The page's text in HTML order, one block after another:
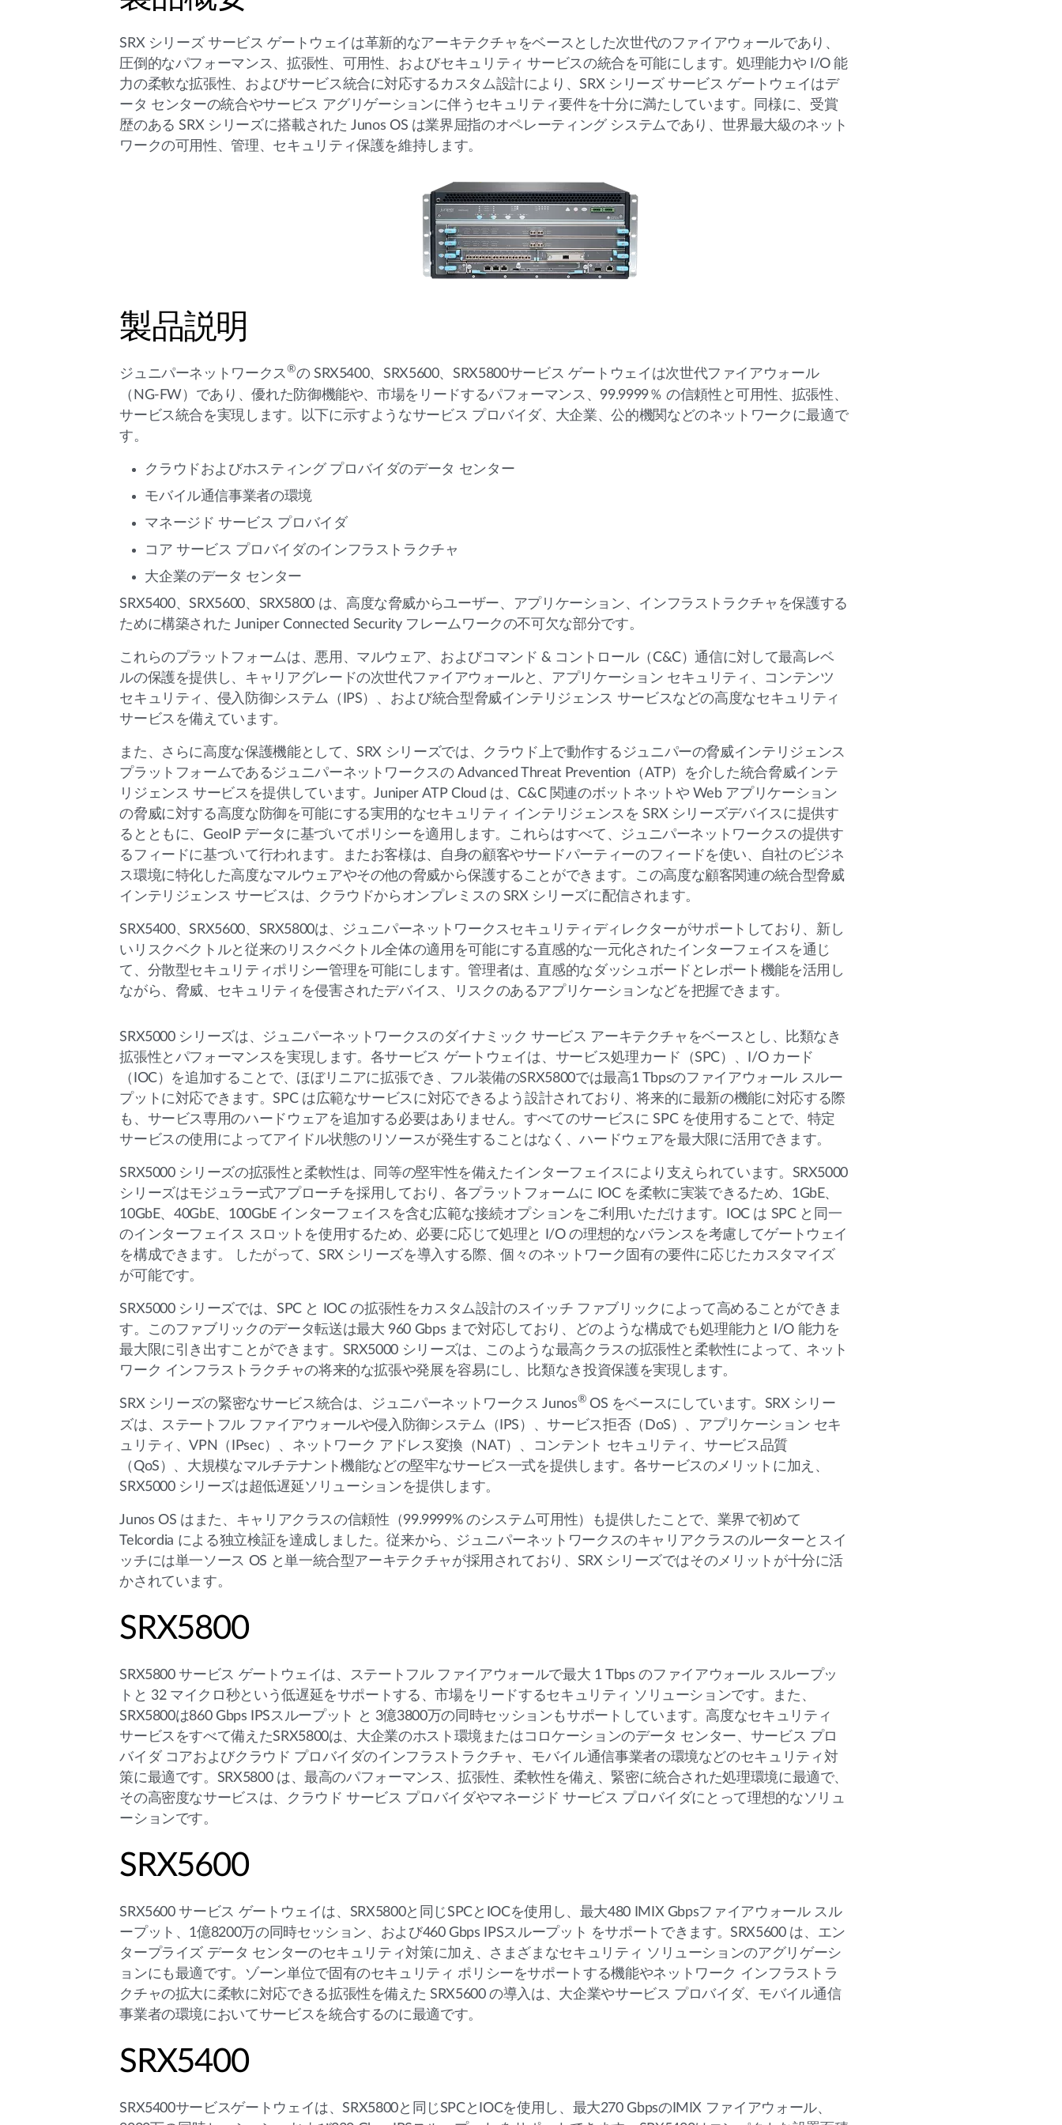
SRX シリーズ サービス ゲートウェイは革新的なアーキテクチャをベースとした次世代のファイアウォールであり、
圧倒的なパフォーマンス、拡張性、可用性、およびセキュリティ サービスの統合を可能にします。処理能力や I/O 能
力の柔軟な拡張性、およびサービス統合に対応するカスタム設計により、SRX シリーズ サービス ゲートウェイはデ
ータ センターの統合やサービス アグリゲーションに伴うセキュリティ要件を十分に満たしています。同様に、受賞
歴のある SRX シリーズに搭載された Junos OS は業界屈指のオペレーティング システムであり、世界最大級のネット
ワークの可用性、管理、セキュリティ保護を維持します。
製品説明
ジュニパーネットワークス®の SRX5400、SRX5600、SRX5800サービス ゲートウェイは次世代ファイアウォール
（NG-FW）であり、優れた防御機能や、市場をリードするパフォーマンス、99.9999％ の信頼性と可用性、拡張性、
サービス統合を実現します。以下に示すようなサービス プロバイダ、大企業、公的機関などのネットワークに最適で
す。
クラウドおよびホスティング プロバイダのデータ センター
モバイル通信事業者の環境
マネージド サービス プロバイダ
コア サービス プロバイダのインフラストラクチャ
大企業のデータ センター
SRX5400、SRX5600、SRX5800 は、高度な脅威からユーザー、アプリケーション、インフラストラクチャを保護する
ために構築された Juniper Connected Security フレームワークの不可欠な部分です。
これらのプラットフォームは、悪用、マルウェア、およびコマンド & コントロール（C&C）通信に対して最高レベ
ルの保護を提供し、キャリアグレードの次世代ファイアウォールと、アプリケーション セキュリティ、コンテンツ
セキュリティ、侵入防御システム（IPS）、および統合型脅威インテリジェンス サービスなどの高度なセキュリティ
サービスを備えています。
また、さらに高度な保護機能として、SRX シリーズでは、クラウド上で動作するジュニパーの脅威インテリジェンス
プラットフォームであるジュニパーネットワークスの Advanced Threat Prevention（ATP）を介した統合脅威インテ
リジェンス サービスを提供しています。Juniper ATP Cloud は、C&C 関連のボットネットや Web アプリケーション
の脅威に対する高度な防御を可能にする実用的なセキュリティ インテリジェンスを SRX シリーズデバイスに提供す
るとともに、GeoIP データに基づいてポリシーを適用します。これらはすべて、ジュニパーネットワークスの提供す
るフィードに基づいて行われます。またお客様は、自身の顧客やサードパーティーのフィードを使い、自社のビジネ
ス環境に特化した高度なマルウェアやその他の脅威から保護することができます。この高度な顧客関連の統合型脅威
インテリジェンス サービスは、クラウドからオンプレミスの SRX シリーズに配信されます。
SRX5400、SRX5600、SRX5800は、ジュニパーネットワークスセキュリティディレクターがサポートしており、新し
いリスクベクトルと従来のリスクベクトル全体の適用を可能にする直感的な一元化されたインターフェイスを通じ
て、分散型セキュリティポリシー管理を可能にします。管理者は、直感的なダッシュボードとレポート機能を活用し
ながら、脅威、セキュリティを侵害されたデバイス、リスクのあるアプリケーションなどを把握できます。
SRX5000 シリーズは、ジュニパーネットワークスのダイナミック サービス アーキテクチャをベースとし、比類なき
拡張性とパフォーマンスを実現します。各サービス ゲートウェイは、サービス処理カード（SPC）、I/O カード
（IOC）を追加することで、ほぼリニアに拡張でき、フル装備のSRX5800では最高1 Tbpsのファイアウォール スルー
プットに対応できます。SPC は広範なサービスに対応できるよう設計されており、将来的に最新の機能に対応する際
も、サービス専用のハードウェアを追加する必要はありません。すべてのサービスに SPC を使用することで、特定
サービスの使用によってアイドル状態のリソースが発生することはなく、ハードウェアを最大限に活用できます。
SRX5000 シリーズの拡張性と柔軟性は、同等の堅牢性を備えたインターフェイスにより支えられています。SRX5000
シリーズはモジュラー式アプローチを採用しており、各プラットフォームに IOC を柔軟に実装できるため、1GbE、
10GbE、40GbE、100GbE インターフェイスを含む広範な接続オプションをご利用いただけます。IOC は SPC と同一
のインターフェイス スロットを使用するため、必要に応じて処理と I/O の理想的なバランスを考慮してゲートウェイ
を構成できます。 したがって、SRX シリーズを導入する際、個々のネットワーク固有の要件に応じたカスタマイズ
が可能です。
SRX5000 シリーズでは、SPC と IOC の拡張性をカスタム設計のスイッチ ファブリックによって高めることができま
す。このファブリックのデータ転送は最大 960 Gbps まで対応しており、どのような構成でも処理能力と I/O 能力を
最大限に引き出すことができます。SRX5000 シリーズは、このような最高クラスの拡張性と柔軟性によって、ネット
ワーク インフラストラクチャの将来的な拡張や発展を容易にし、比類なき投資保護を実現します。
SRX シリーズの緊密なサービス統合は、ジュニパーネットワークス Junos® OS をベースにしています。SRX シリー
ズは、ステートフル ファイアウォールや侵入防御システム（IPS）、サービス拒否（DoS）、アプリケーション セキ
ュリティ、VPN（IPsec）、ネットワーク アドレス変換（NAT）、コンテント セキュリティ、サービス品質
（QoS）、大規模なマルチテナント機能などの堅牢なサービス一式を提供します。各サービスのメリットに加え、
SRX5000 シリーズは超低遅延ソリューションを提供します。
Junos OS はまた、キャリアクラスの信頼性（99.9999% のシステム可用性）も提供したことで、業界で初めて
Telcordia による独立検証を達成しました。従来から、ジュニパーネットワークスのキャリアクラスのルーターとスイ
ッチには単一ソース OS と単一統合型アーキテクチャが採用されており、SRX シリーズではそのメリットが十分に活
かされています。
SRX5800
SRX5800 サービス ゲートウェイは、ステートフル ファイアウォールで最大 1 Tbps のファイアウォール スループッ
トと 32 マイクロ秒という低遅延をサポートする、市場をリードするセキュリティ ソリューションです。また、
SRX5800は860 Gbps IPSスループット と 3億3800万の同時セッションもサポートしています。高度なセキュリティ
サービスをすべて備えたSRX5800は、大企業のホスト環境またはコロケーションのデータ センター、サービス プロ
バイダ コアおよびクラウド プロバイダのインフラストラクチャ、モバイル通信事業者の環境などのセキュリティ対
策に最適です。SRX5800 は、最高のパフォーマンス、拡張性、柔軟性を備え、緊密に統合された処理環境に最適で、
その高密度なサービスは、クラウド サービス プロバイダやマネージド サービス プロバイダにとって理想的なソリュ
ーションです。
SRX5600
SRX5600 サービス ゲートウェイは、SRX5800と同じSPCとIOCを使用し、最大480 IMIX Gbpsファイアウォール スル
ープット、1億8200万の同時セッション、および460 Gbps IPSスループット をサポートできます。SRX5600 は、エン
タープライズ データ センターのセキュリティ対策に加え、さまざまなセキュリティ ソリューションのアグリゲーシ
ョンにも最適です。ゾーン単位で固有のセキュリティ ポリシーをサポートする機能やネットワーク インフラストラ
クチャの拡大に柔軟に対応できる拡張性を備えた SRX5600 の導入は、大企業やサービス プロバイダ、モバイル通信
事業者の環境においてサービスを統合するのに最適です。
SRX5400
SRX5400サービスゲートウェイは、SRX5800と同じSPCとIOCを使用し、最大270 GbpsのIMIX ファイアウォール、